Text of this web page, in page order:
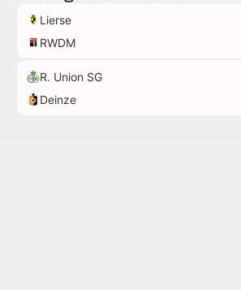
Lierse
RWDM
R. Union SG
Deinze